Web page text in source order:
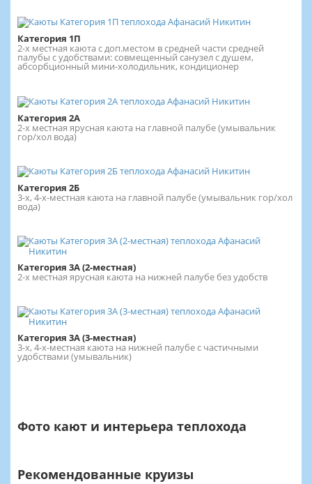
Категория 1П
2-х местная каюта с доп.местом в средней части средней
палубы с удобствами: совмещенный санузел с душем,
абсорбционный мини-холодильник, кондиционер
Категория 2А
2-х местная ярусная каюта на главной палубе (умывальник
гор/хол вода)
Категория 2Б
3-х, 4-х-местная каюта на главной палубе (умывальник гор/хол
вода)
Категория 3А (2-местная)
2-х местная ярусная каюта на нижней палубе без удобств
Категория 3А (3-местная)
3-х, 4-х-местная каюта на нижней палубе с частичными
удобствами (умывальник)
Фото кают и интерьера теплохода
Рекомендованные круизы